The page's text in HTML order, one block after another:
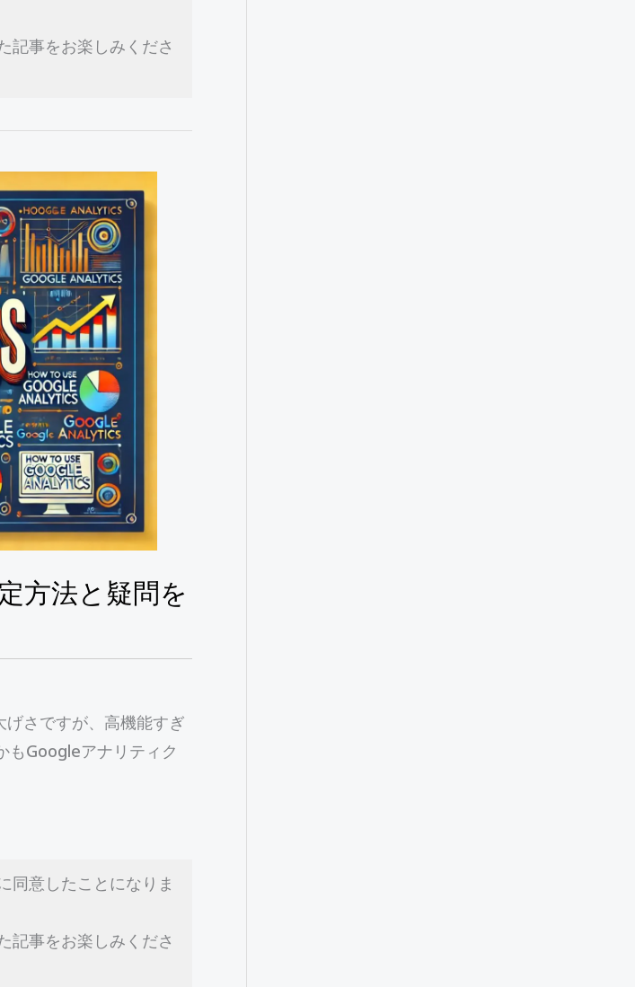
記事をお楽しみくださ
方法と疑問を
さですが、高機能すぎ
もGoogleアナリティク
同意したことになりま
記事をお楽しみくださ